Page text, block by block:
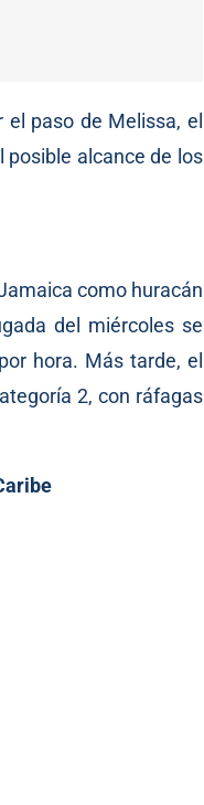
paso de Melissa, el
alcance de los
como huracán
del miércoles se
hora. Más tarde, el
2, con ráfagas